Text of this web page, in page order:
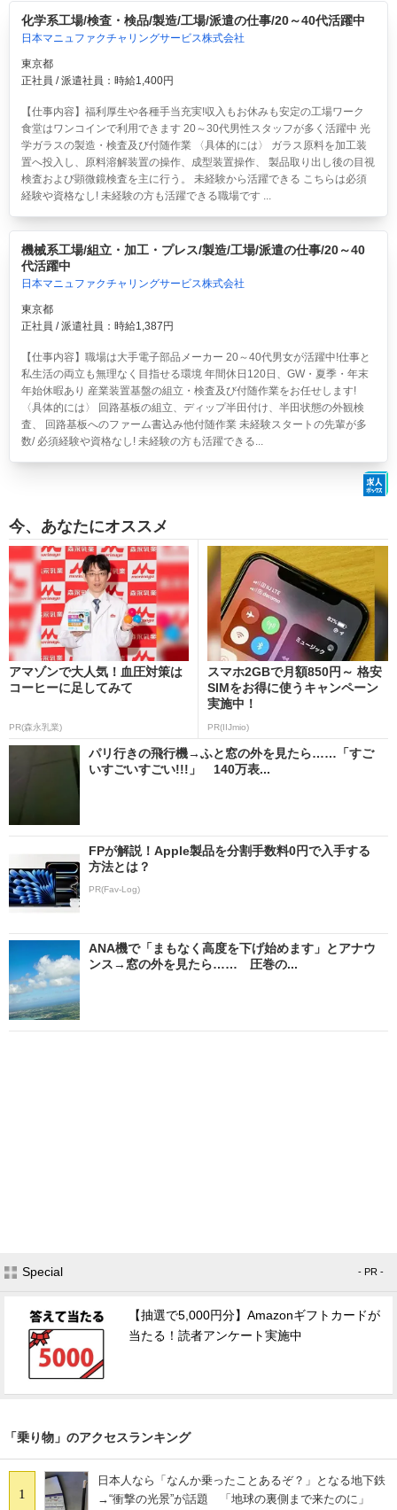
化学系工場/検査・検品/製造/工場/派遣の仕事/20～40代活躍中
日本マニュファクチャリングサービス株式会社
東京都
正社員 / 派遣社員：時給1,400円
【仕事内容】福利厚生や各種手当充実!収入もお休みも安定の工場ワーク
食堂はワンコインで利用できます 20～30代男性スタッフが多く活躍中 光
学ガラスの製造・検査及び付随作業 〈具体的には〉 ガラス原料を加工装
置へ投入し、原料溶解装置の操作、成型装置操作、 製品取り出し後の目視
検査および顕微鏡検査を主に行う。 未経験から活躍できる こちらは必須
経験や資格なし! 未経験の方も活躍できる職場です ...
機械系工場/組立・加工・プレス/製造/工場/派遣の仕事/20～40
代活躍中
日本マニュファクチャリングサービス株式会社
東京都
正社員 / 派遣社員：時給1,387円
【仕事内容】職場は大手電子部品メーカー 20～40代男女が活躍中!仕事と
私生活の両立も無理なく目指せる環境 年間休日120日、GW・夏季・年末
年始休暇あり 産業装置基盤の組立・検査及び付随作業をお任せします!
〈具体的には〉 回路基板の組立、ディップ半田付け、半田状態の外観検
査、 回路基板へのファーム書込み他付随作業 未経験スタートの先輩が多
数/ 必須経験や資格なし! 未経験の方も活躍できる...
今、あなたにオススメ
アマゾンで大人気！血圧対策は
コーヒーに足してみて
PR(森永乳業)
スマホ2GBで月額850円～ 格安
SIMをお得に使うキャンペーン
実施中！
PR(IIJmio)
パリ行きの飛行機→ふと窓の外を見たら……「すご
いすごいすごい!!!」 140万表...
FPが解説！Apple製品を分割手数料0円で入手する
方法とは？
PR(Fav-Log)
ANA機で「まもなく高度を下げ始めます」とアナウ
ンス→窓の外を見たら…… 圧巻の...
Special - PR -
【抽選で5,000円分】Amazonギフトカードが
当たる！読者アンケート実施中
「乗り物」のアクセスランキング
1
日本人なら「なんか乗ったことあるぞ？」となる地下鉄
→“衝撃の光景”が話題 「地球の裏側まで来たのに」